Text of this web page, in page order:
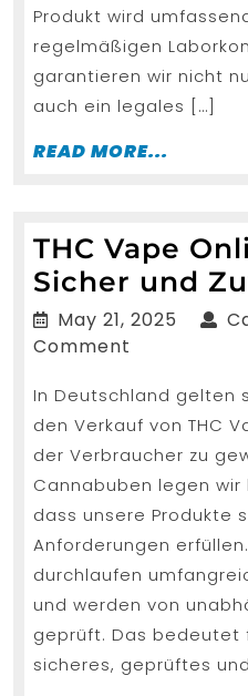
Produkt wird
regelmäßigen
garantieren wir nicht
auch ein legales […]
READ MORE...
THC Vape
Sicher und
May 21, 2025 May
Comment
In Deutschland gelten
den Verkauf von THC
der Verbraucher zu
Cannabuben legen
dass unsere Produkte
Anforderungen
durchlaufen
und werden von
geprüft. Das bedeutet
sicheres, geprüftes